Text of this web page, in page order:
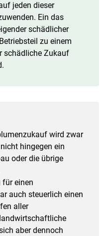
jeden dieser
Ein das
schädlicher
zu einem
schädliche Zukauf
wird zwar
hingegen ein
oder die übrige
für einen
auch steuerlich einen
aller
aber dennoch